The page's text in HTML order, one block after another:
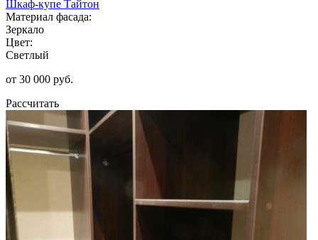
Шкаф-купе Тайтон
Материал фасада:
Зеркало
Цвет:
Светлый
от 30 000 руб.
Рассчитать